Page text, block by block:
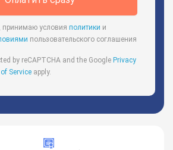
принимаю условия политики и
пользовательского соглашения
by reCAPTCHA and the Google Privacy
Service apply.